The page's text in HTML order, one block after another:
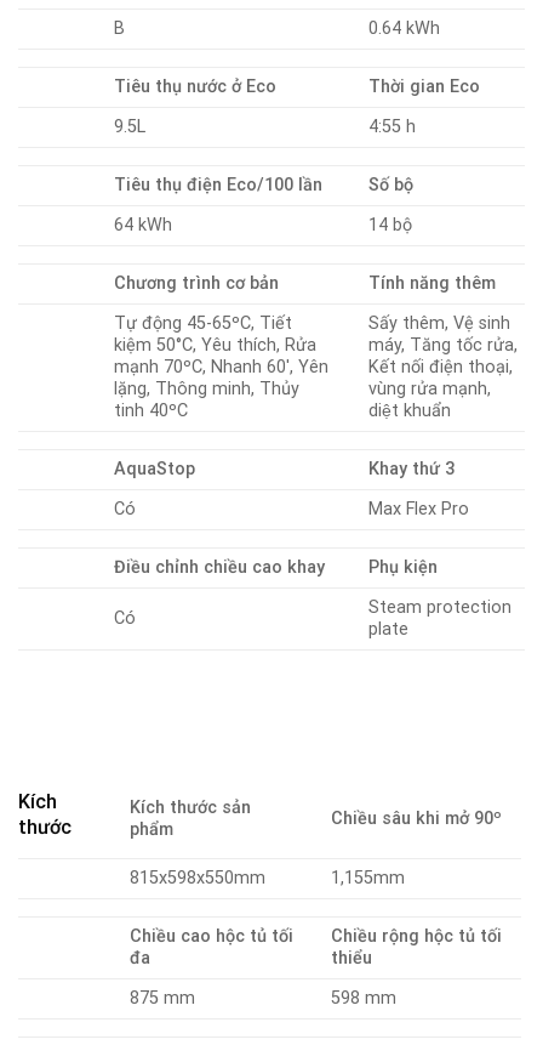
B
0.64 kWh
Tiêu thụ nước ở Eco
Thời gian Eco
9.5L
4:55 h
Tiêu thụ điện Eco/100 lần
Số bộ
64 kWh
14 bộ
Chương trình cơ bản
Tính năng thêm
Tự động 45-65ºC, Tiết
kiệm 50°C, Yêu thích, Rửa
mạnh 70ºC, Nhanh 60′, Yên
lặng, Thông minh, Thủy
tinh 40ºC
Sấy thêm, Vệ sinh
máy, Tăng tốc rửa,
Kết nối điện thoại,
vùng rửa mạnh,
diệt khuẩn
AquaStop
Khay thứ 3
Có
Max Flex Pro
Điều chỉnh chiều cao khay Phụ kiện
Có
Steam protection
plate
Kích
thước
Kích thước sản
phẩm
Chiều sâu khi mở 90º
815x598x550mm 1,155mm
Chiều cao hộc tủ tối
đa
Chiều rộng hộc tủ tối
thiểu
875 mm
598 mm